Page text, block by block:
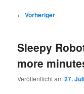
Beitragsnavigation
← Vorheriger
Sleepy
more
Veröffentlicht am27.